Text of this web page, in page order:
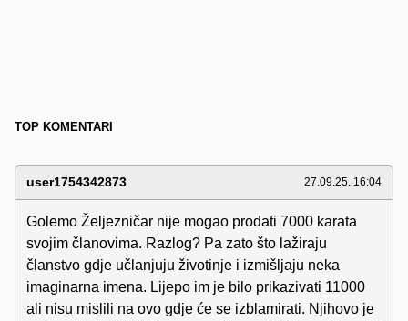
TOP KOMENTARI
user1754342873 27.09.25. 16:04
Golemo Željezničar nije mogao prodati 7000 karata
svojim članovima. Razlog? Pa zato što lažiraju
članstvo gdje učlanjuju životinje i izmišljaju neka
imaginarna imena. Lijepo im je bilo prikazivati 11000
ali nisu mislili na ovo gdje će se izblamirati. Njihovo je